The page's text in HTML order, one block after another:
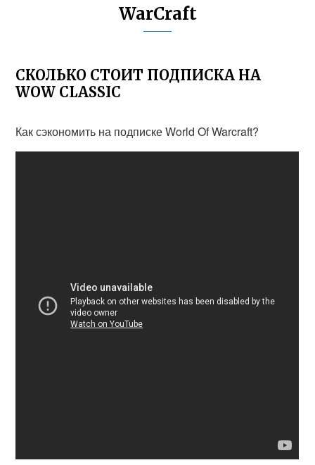
WarCraft
СКОЛЬКО СТОИТ ПОДПИСКА НА
WOW CLASSIC
Как сэкономить на подписке World Of Warcraft?